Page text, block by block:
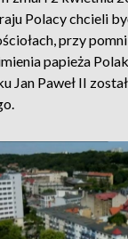
Polacy chcieli
przy
papieża
Jan Paweł II